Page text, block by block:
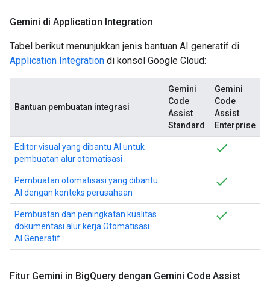
Gemini di Application Integration
Tabel berikut menunjukkan jenis bantuan AI generatif di
Application Integration di konsol Google Cloud:
Bantuan pembuatan integrasi
Gemini
Code
Assist
Standard
Gemini
Code
Assist
Enterprise
Editor visual yang dibantu AI untuk
pembuatan alur otomatisasi
Pembuatan otomatisasi yang dibantu
AI dengan konteks perusahaan
Pembuatan dan peningkatan kualitas
dokumentasi alur kerja Otomatisasi
AI Generatif
Fitur Gemini in BigQuery dengan Gemini Code Assist